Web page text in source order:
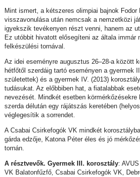
Mint ismert, a kétszeres olimpiai bajnok Fodor
visszavonulása után nemcsak a nemzetközi
igyekszik tevékenyen részt venni, hanem az
Ez utóbbit hivatott elősegíteni az általa immár
felkészülési tornával.
Az idei eseményre augusztus 26–28-a között
hétfőtől szerdáig tartó eseményen a gyermek
születettek) és a gyermek IV. (2013)
tudásukat. Az előbbiben hat, a fiatalabbak
nevezését. Mindkét esetben körmérkőzésekre
szerda délután egy rájátszás keretében
véglegesítik a sorrendet.
A Csabai Csirkefogók VK mindkét
gárda edzője, Katona Péter éles és jó
tornán.
A résztvevők. Gyermek III. korosztály:
VK Balatonfűzfő, Csabai Csirkefogók VK,